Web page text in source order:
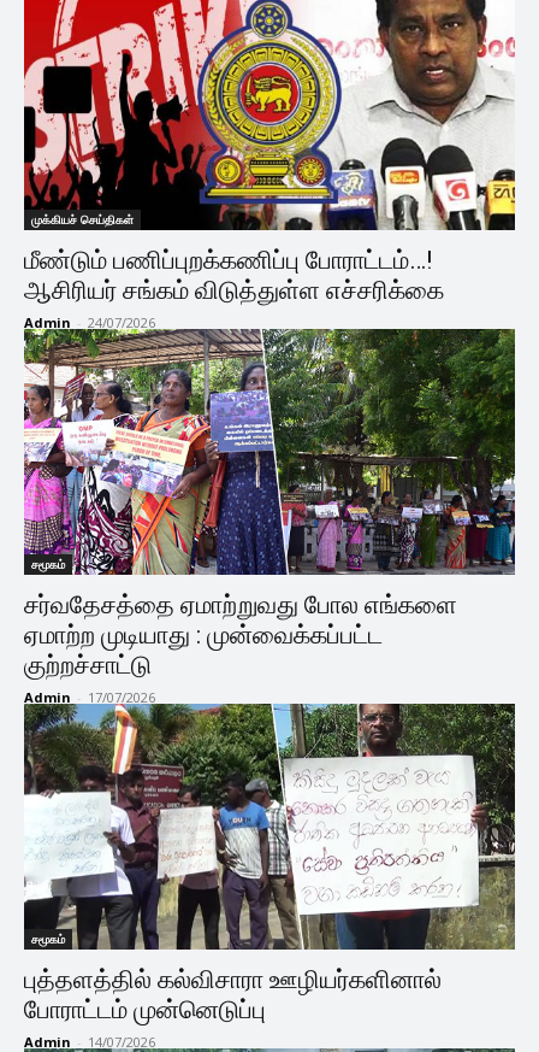
முக்கியச் செய்திகள்
மீண்டும் பணிப்புறக்கணிப்பு போராட்டம்…!
ஆசிரியர் சங்கம் விடுத்துள்ள எச்சரிக்கை
Admin - 24/07/2026
சமூகம்
சர்வதேசத்தை ஏமாற்றுவது போல எங்களை
ஏமாற்ற முடியாது : முன்வைக்கப்பட்ட
குற்றச்சாட்டு
Admin - 17/07/2026
சமூகம்
புத்தளத்தில் கல்விசாரா ஊழியர்களினால்
போராட்டம் முன்னெடுப்பு
Admin - 14/07/2026